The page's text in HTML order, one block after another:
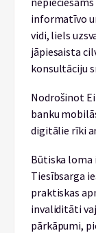
informatīvo
vidi, liels
jāpiesaista
konsultāciju
Nodrošinot
banku
digitālie rīki
Būtiska loma
Tiesībsarga
praktiskas
invaliditāti
pārkāpumi,